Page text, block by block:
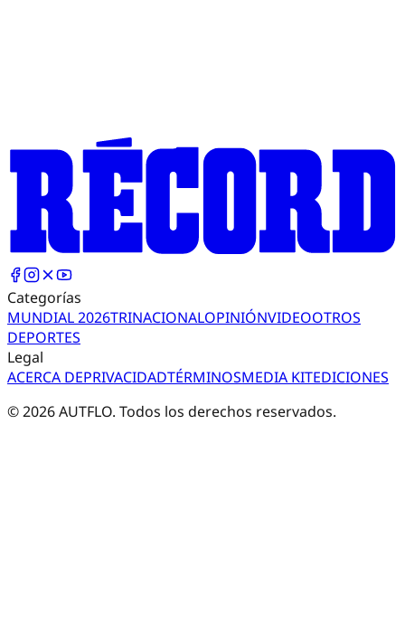
Categorías
MUNDIAL 2026TRINACIONALOPINIÓNVIDEOOTROS
DEPORTES
Legal
ACERCA DEPRIVACIDADTÉRMINOSMEDIA KITEDICIONES
©2026AUTFLO. Todos los derechos reservados.